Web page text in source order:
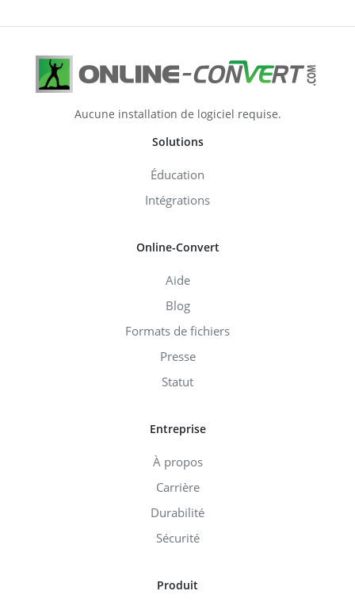
Aucune installation de logiciel requise.
Solutions
Éducation
Intégrations
Online-Convert
Aide
Blog
Formats de fichiers
Presse
Statut
Entreprise
À propos
Carrière
Durabilité
Sécurité
Produit